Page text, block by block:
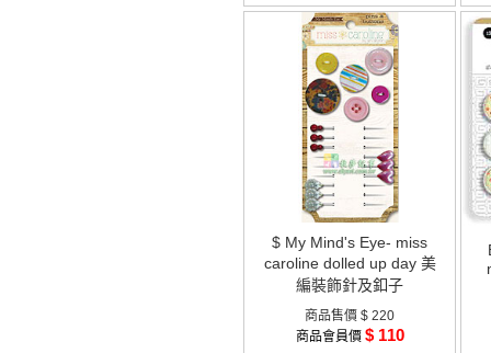
$ My Mind's Eye- miss
caroline dolled up day 美
編裝飾針及釦子
商品售價 $ 220
商品會員價 $ 110